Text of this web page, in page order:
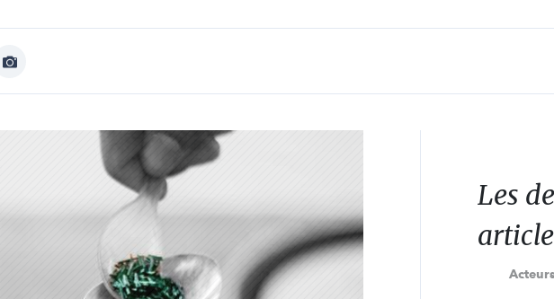
Afficher
Les
Acteurs